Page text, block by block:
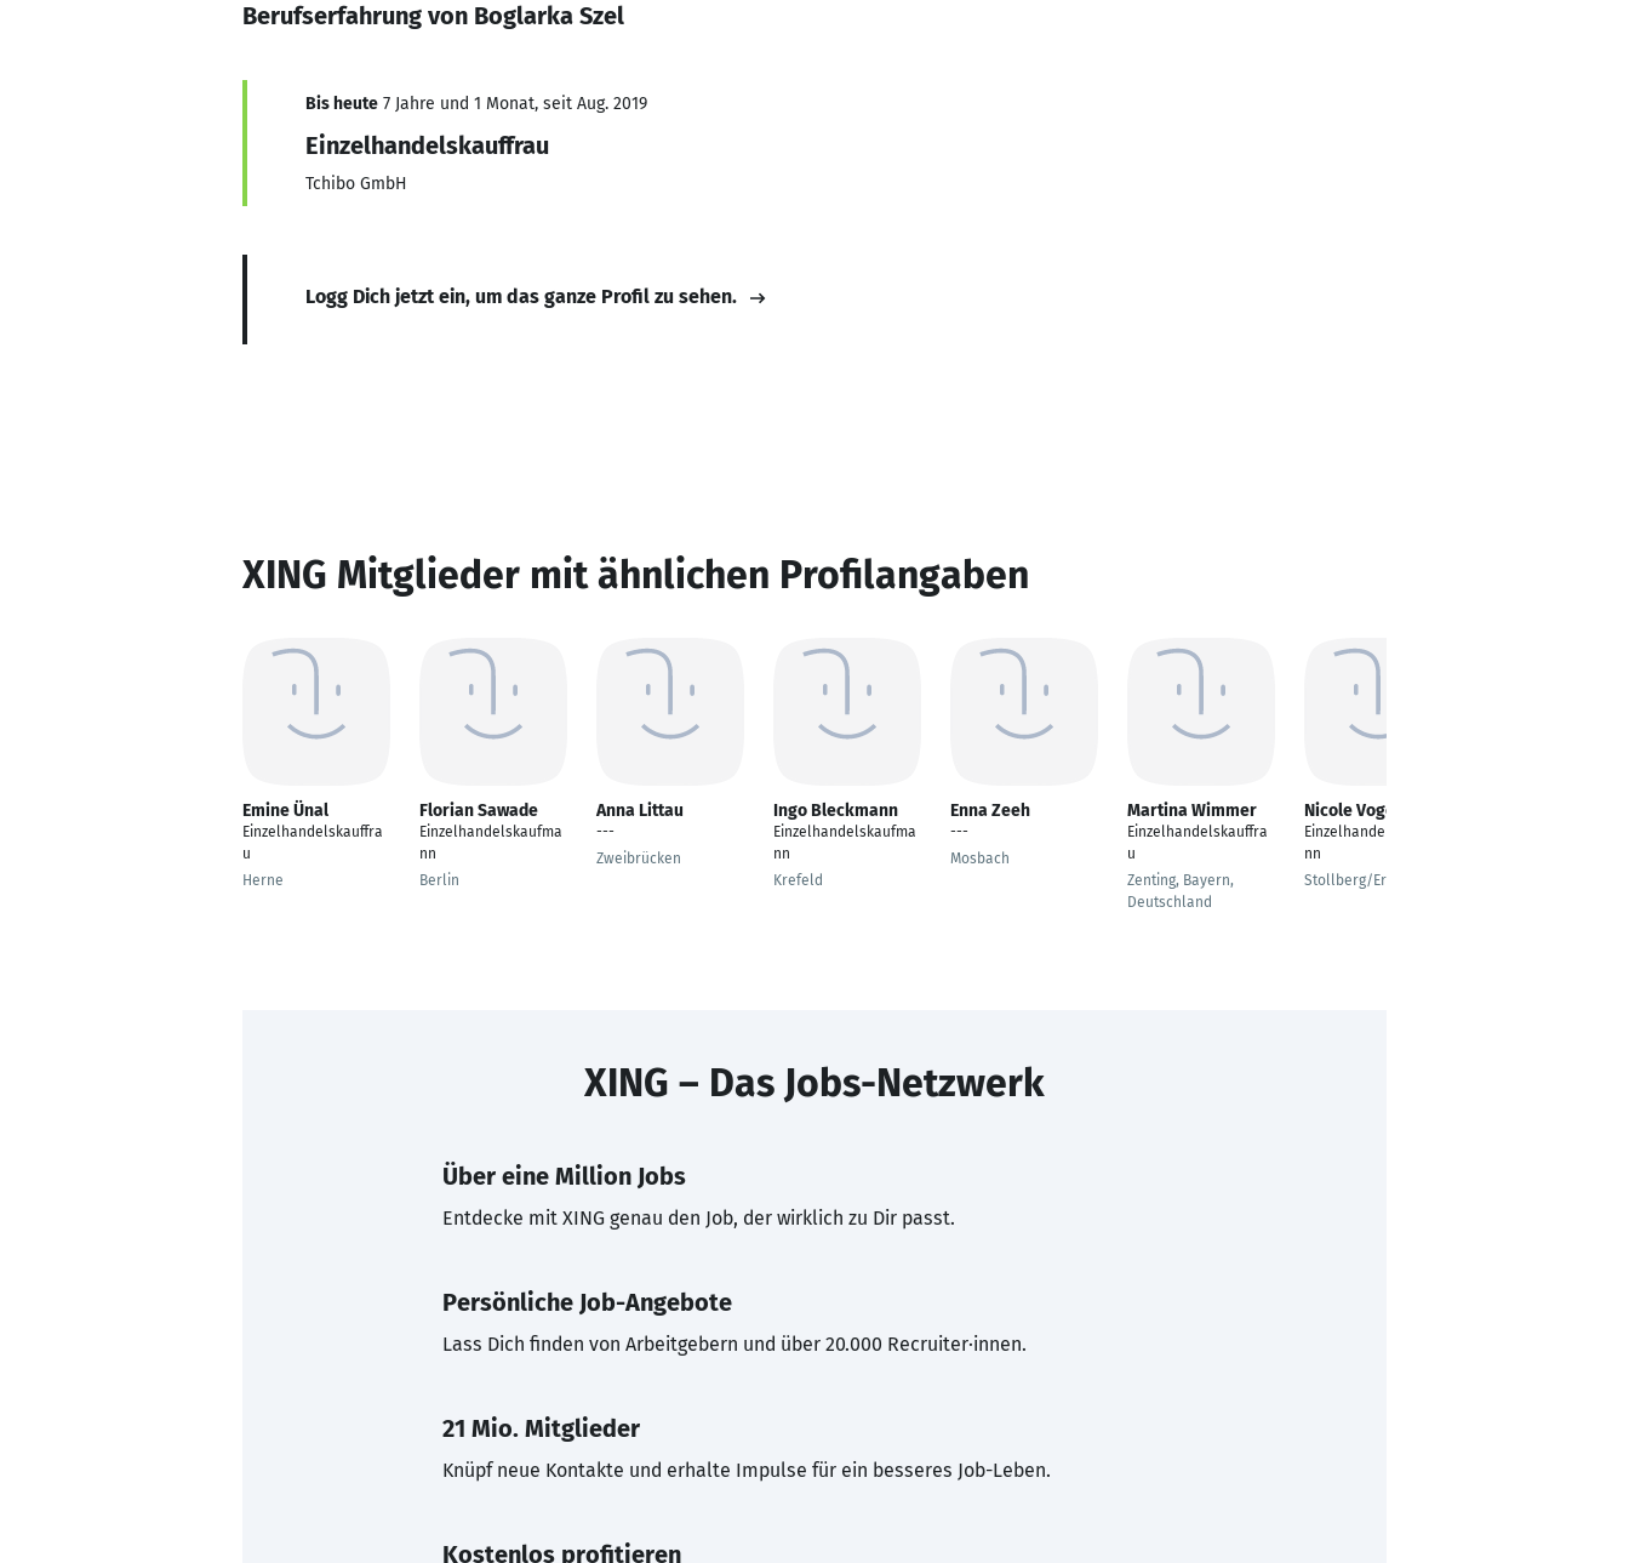
Berufserfahrung von Boglarka Szel
Bis heute 7 Jahre und 1 Monat, seit Aug. 2019
Einzelhandelskauffrau
Tchibo GmbH
Logg Dich jetzt ein, um das ganze Profil zu sehen.
XING Mitglieder mit ähnlichen Profilangaben
Emine Ünal
Einzelhandelskauffra
u
Herne
Florian Sawade
Einzelhandelskaufma
nn
Berlin
Anna Littau
---
Zweibrücken
Ingo Bleckmann
Einzelhandelskaufma
nn
Krefeld
Enna Zeeh
---
Mosbach
Martina Wimmer
Einzelhandelskauffra
u
Zenting, Bayern,
Deutschland
Nicole Vogel
Einzelhandelskaufma
nn
Stollberg/Erzgeb.
XING – Das Jobs-Netzwerk
Über eine Million Jobs
Entdecke mit XING genau den Job, der wirklich zu Dir passt.
Persönliche Job-Angebote
Lass Dich finden von Arbeitgebern und über 20.000 Recruiter·innen.
21 Mio. Mitglieder
Knüpf neue Kontakte und erhalte Impulse für ein besseres Job-Leben.
Kostenlos profitieren